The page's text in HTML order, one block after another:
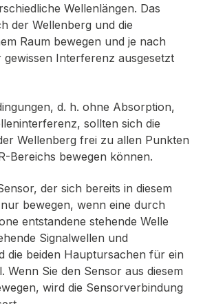
Wellenlängen. Das
der Wellenberg und die
Raum bewegen und je nach
gewissen Interferenz ausgesetzt
d. h. ohne Absorption,
sollten sich die
Wellenberg frei zu allen Punkten
Bereichs bewegen können.
der sich bereits in diesem
bewegen, wenn eine durch
entstandene stehende Welle
Signalwellen und
die beiden Hauptursachen für ein
Wenn Sie den Sensor aus diesem
wird die Sensorverbindung